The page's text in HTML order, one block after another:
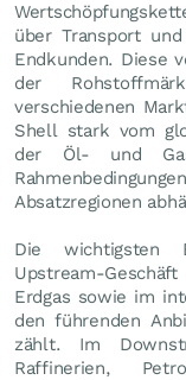
über Transport
Endkunden. Diese
der
verschiedenen
Shell stark vom
der Öl- und
Absatzregionen
Die wichtigsten
Upstream-
Erdgas sowie im
den führenden
zählt. Im
Raffinerien,